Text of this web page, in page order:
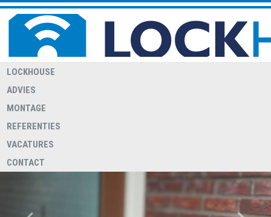
LOCKHOUSE
ADVIES
MONTAGE
REFERENTIES
VACATURES
CONTACT